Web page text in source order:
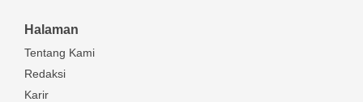
Halaman
Tentang Kami
Redaksi
Karir